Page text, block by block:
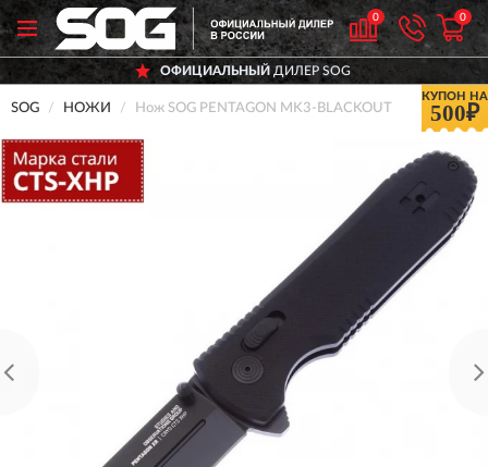
0 0
ОФИЦИАЛЬНЫЙ ДИЛЕР SOG
КУПОН НА
500₽
SOG НОЖИ Нож SOG PENTAGON MK3-BLACKOUT